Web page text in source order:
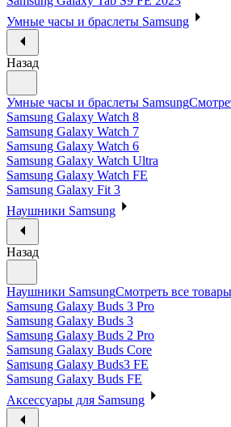
Умные часы и браслеты Samsung
Назад
Умные часы и браслеты Samsung
Samsung Galaxy Watch 8
Samsung Galaxy Watch 7
Samsung Galaxy Watch 6
Samsung Galaxy Watch Ultra
Samsung Galaxy Watch FE
Samsung Galaxy Fit 3
Наушники Samsung
Назад
Наушники SamsungСмотреть все товары
Samsung Galaxy Buds 3 Pro
Samsung Galaxy Buds 3
Samsung Galaxy Buds 2 Pro
Samsung Galaxy Buds Core
Samsung Galaxy Buds3 FE
Samsung Galaxy Buds FE
Аксессуары для Samsung